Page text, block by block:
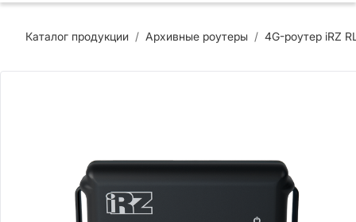
Беспроводная связь Промышленная автоматизация
Каталог продукции / Архивные роутеры / 4G-роутер iRZ